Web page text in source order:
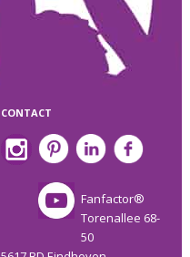
CONTACT
Fanfactor®
Torenallee 68-
50